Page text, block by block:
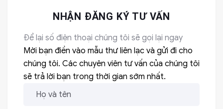
NHẬN ĐĂNG KÝ TƯ VẤN
Để lại số điện thoại chúng tôi sẽ gọi lại ngay
Mời bạn điền vào mẫu thư liên lạc và gửi đi cho
chúng tôi. Các chuyên viên tư vấn của chúng tôi
sẽ trả lời bạn trong thời gian sớm nhất.